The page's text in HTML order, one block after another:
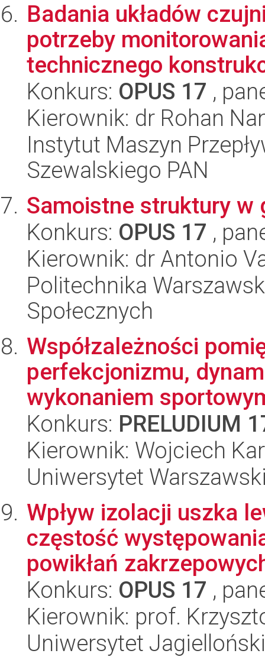
Badania układów
potrzeby
technicznego
Konkurs: OPUS 17 ,
Kierownik: dr Rohan
Instytut Maszyn
Szewalskiego PAN
Samoistne struktury
Konkurs: OPUS 17 ,
Kierownik: dr Antonio
Politechnika
Społecznych
Współzależności
perfekcjonizmu,
wykonaniem
Konkurs: PRELUDIUM
Kierownik: Wojciech
Uniwersytet
Wpływ izolacji uszka
częstość
powikłań
Konkurs: OPUS 17 ,
Kierownik: prof.
Uniwersytet